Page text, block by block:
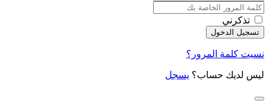
تذكرني
نسيت كلمة المرور؟
ليس لديك حساب؟ يسجل